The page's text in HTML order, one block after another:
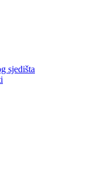
sjedišta